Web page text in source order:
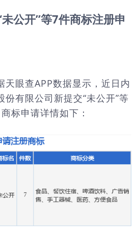
公开”等7件商标注册申
天眼查APP数据显示，近日内
份有限公司新提交“未公开”等
标申请详情如下：